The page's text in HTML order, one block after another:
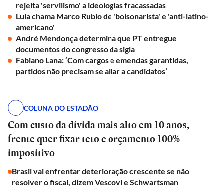
rejeita 'servilismo' a ideologias fracassadas
Lula chama Marco Rubio de 'bolsonarista' e 'anti-latino-
americano'
André Mendonça determina que PT entregue
documentos do congresso da sigla
Fabiano Lana: ‘Com cargos e emendas garantidas,
partidos não precisam se aliar a candidatos’
COLUNA DO ESTADÃO
Com custo da dívida mais alto em 10 anos,
frente quer fixar teto e orçamento 100%
impositivo
Brasil vai enfrentar deterioração crescente se não
resolver o fiscal, dizem Vescovi e Schwartsman